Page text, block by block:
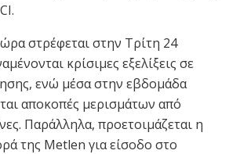
στρέφεται στην Τρίτη 24
κρίσιμες εξελίξεις σε
ενώ μέσα στην εβδομάδα
αποκοπές μερισμάτων από
Παράλληλα, προετοιμάζεται η
της Metlen για είσοδο στο